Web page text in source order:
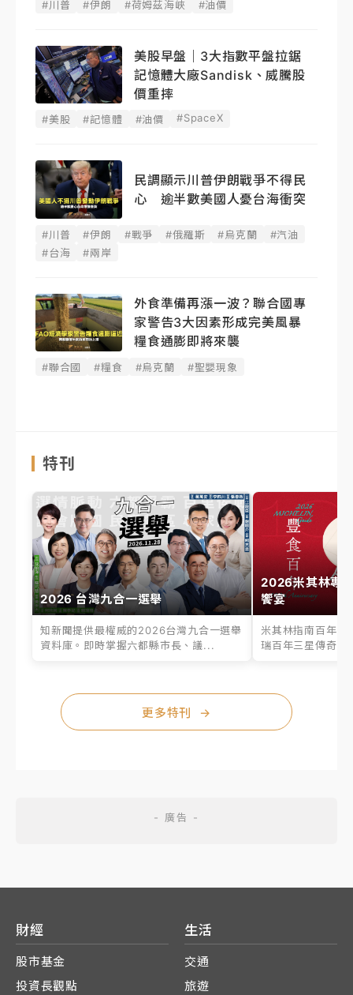
#川普 #伊朗 #荷姆茲海峽 #油價
美股早盤｜3大指數平盤拉鋸
記憶體大廠Sandisk、威騰股
價重摔
#美股 #記憶體 #油價 #SpaceX
民調顯示川普伊朗戰爭不得民
心 逾半數美國人憂台海衝突
#川普 #伊朗 #戰爭 #俄羅斯 #烏克蘭
#汽油
#台海
#兩岸
外食準備再漲一波？聯合國專
家警告3大因素形成完美風暴
糧食通膨即將來襲
#聯合國 #糧食 #烏克蘭 #聖嬰現象
特刊
2026 台灣九合一選舉
知新聞提供最權威的2026台灣九合一選舉
資料庫。即時掌握六都縣市長、議...
2026米其林專
饗宴
米其林指南百年之
瑞百年三星傳奇、
更多特刊 →
財經
股市基金
投資長觀點
生活
交通
旅遊